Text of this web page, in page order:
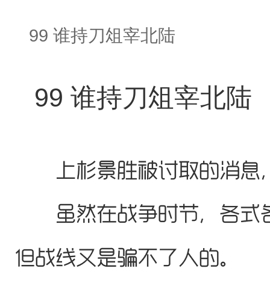
99 谁持刀俎宰北陆
99 谁持刀俎宰北陆